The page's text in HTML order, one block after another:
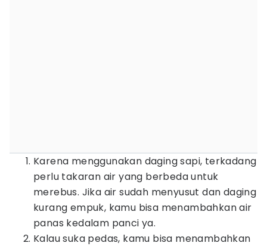
Karena menggunakan daging sapi, terkadang
perlu takaran air yang berbeda untuk
merebus. Jika air sudah menyusut dan daging
kurang empuk, kamu bisa menambahkan air
panas kedalam panci ya.
Kalau suka pedas, kamu bisa menambahkan